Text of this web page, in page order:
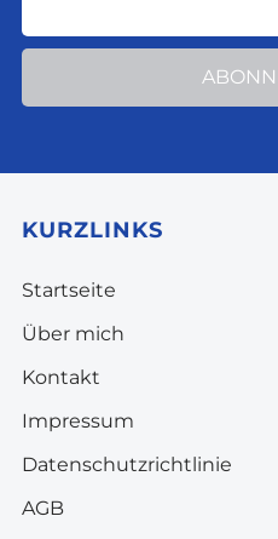
KURZLINKS
Startseite
Über mich
Kontakt
Impressum
Datenschutzrichtlinie
AGB